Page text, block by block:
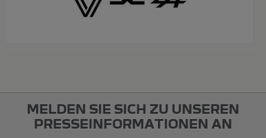
MELDEN SIE SICH ZU UNSEREN
PRESSEINFORMATIONEN AN